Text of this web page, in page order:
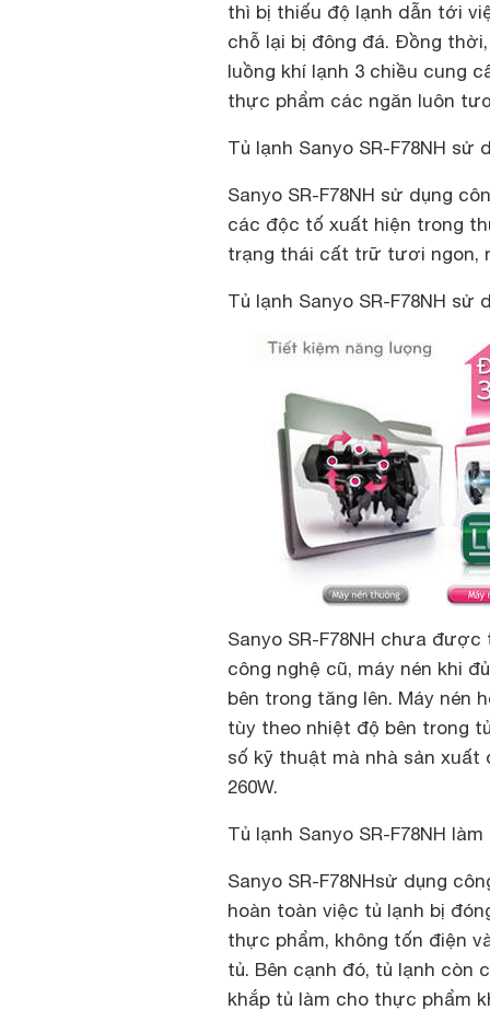
thì bị thiếu độ lạnh dẫn tới
chỗ lại bị đông đá. Đồng
luồng khí lạnh 3 chiều cung
thực phẩm các ngăn luôn
Tủ lạnh Sanyo SR-F78NH sử
Sanyo SR-F78NH sử dụng c
các độc tố xuất hiện trong
trạng thái cất trữ tươi ngon,
Tủ lạnh Sanyo SR-F78NH
Sanyo SR-F78NH chưa
công nghệ cũ, máy nén khi
bên trong tăng lên. Máy nén
tùy theo nhiệt độ bên trong
số kỹ thuật mà nhà sản
260W.
Tủ lạnh Sanyo SR-F78NH
Sanyo SR-F78NHsử dụng
hoàn toàn việc tủ lạnh bị
thực phẩm, không tốn điện
tủ. Bên cạnh đó, tủ lạnh còn
khắp tủ làm cho thực phẩm